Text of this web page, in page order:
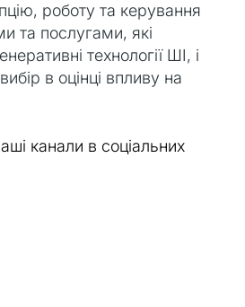
роботу та керування
та послугами, які
технології ШІ, і
в оцінці впливу на
канали в соціальних